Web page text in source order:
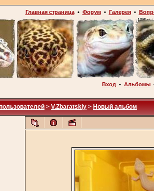
Главная страница• Форум• Галерея•
Вход • Альбомы
> V.Zbaratskiy > Новый альбом